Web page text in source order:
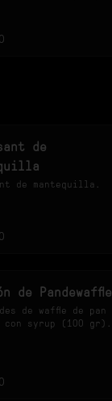
de
de mantequilla.
de Pandewaffle
de waffle de pan
con syrup (100 gr).